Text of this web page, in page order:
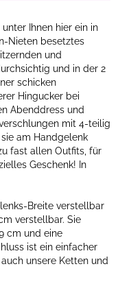
Ihnen hier ein in
Nieten besetztes
und
und in der 2
schicken
Hingucker bei
Abenddress und
mit 4-teilig
am Handgelenk
fast allen Outfits, für
Geschenk! In
Breite verstellbar
verstellbar. Sie
cm und eine
ist ein einfacher
unsere Ketten und